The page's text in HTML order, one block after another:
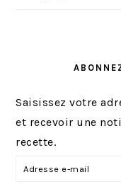
Saisissez votre
et recevoir une
recette.